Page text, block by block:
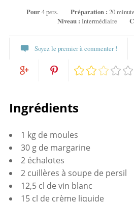
Pour4 pers. Préparation :20
Niveau : Intermédiaire
Soyez le premier à commenter !
sur
Google+
it
Ingrédients
1 kg de moules
30 g de margarine
2 échalotes
2 cuillères à soupe de persil
12,5 cl de vin blanc
15 cl de crème liquide